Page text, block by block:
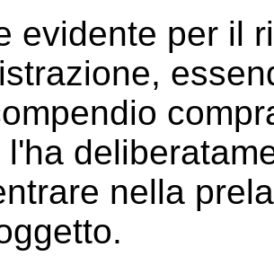
evidente per il
nella